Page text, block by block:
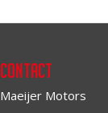
Contact
Maeijer Motors